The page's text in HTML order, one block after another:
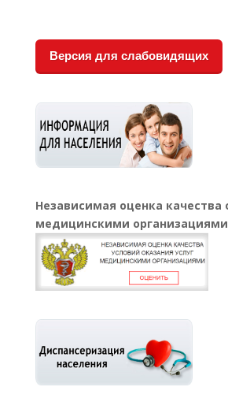
Версия для слабовидящих
Независимая оценка качества
медицинскими организациями